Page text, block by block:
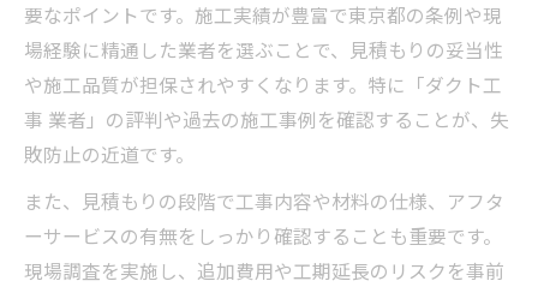
要なポイントです。施工実績が豊富で東京都の条例や現
場経験に精通した業者を選ぶことで、見積もりの妥当性
や施工品質が担保されやすくなります。特に「ダクト工
事 業者」の評判や過去の施工事例を確認することが、失
敗防止の近道です。
また、見積もりの段階で工事内容や材料の仕様、アフタ
ーサービスの有無をしっかり確認することも重要です。
現場調査を実施し、追加費用や工期延長のリスクを事前